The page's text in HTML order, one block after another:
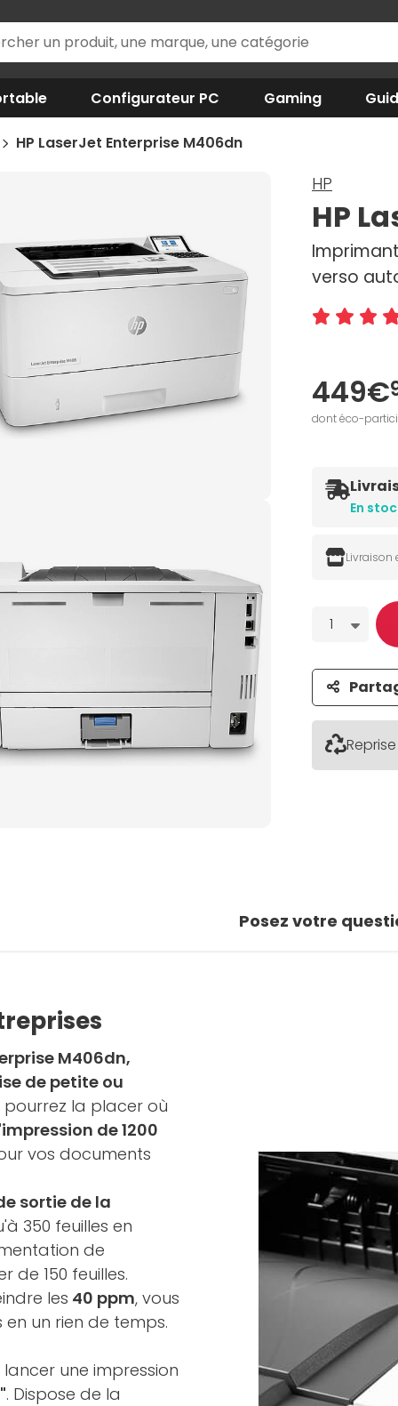
Configurateur PC Gaming
HP LaserJet Enterprise M406dn
HP
HP
verso
449€
dont éco-
En
Livraison
Quantité
1
Posez votre
M406dn,
de petite ou
pourrez la placer où
de 1200
vos documents
sortie de la
350 feuilles en
de
de 150 feuilles.
les 40 ppm, vous
un rien de temps.
une impression
. Dispose de la